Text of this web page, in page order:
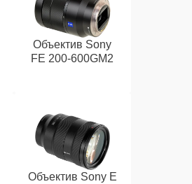
Объектив Sony
FE 200‑600GM2
Объектив Sony E